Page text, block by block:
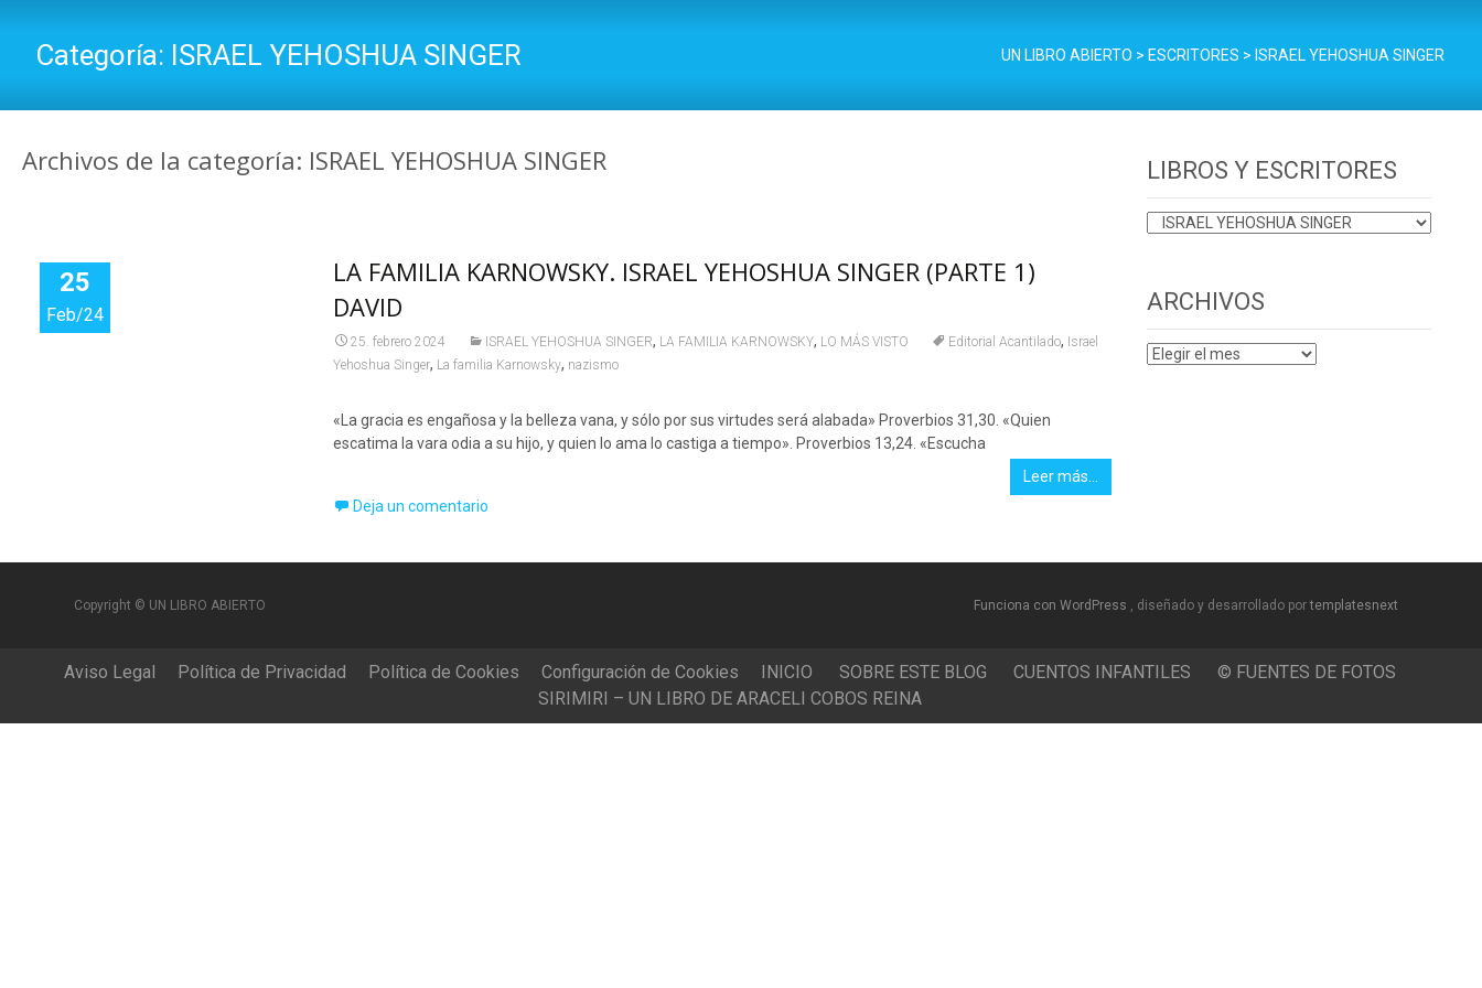
Categoría: ISRAEL YEHOSHUA SINGER UN LIBRO ABIERTO > ESCRITORES > ISRAEL YEHOSHUA SINGER
Archivos de la categoría: ISRAEL YEHOSHUA SINGER
25
Feb/24
LA FAMILIA KARNOWSKY. ISRAEL YEHOSHUA SINGER (PARTE 1)
DAVID
25. febrero 2024 ISRAEL YEHOSHUA SINGER, LA FAMILIA KARNOWSKY, LO MÁS VISTO Editorial Acantilado, Israel
Yehoshua Singer, La familia Karnowsky, nazismo
«La gracia es engañosa y la belleza vana, y sólo por sus virtudes será alabada» Proverbios 31,30. «Quien
escatima la vara odia a su hijo, y quien lo ama lo castiga a tiempo». Proverbios 13,24. «Escucha
Leer más…
Deja un comentario
LIBROS Y ESCRITORES
LIBROS
ARCHIVOS
ARCHIVOS
Copyright © UN LIBRO ABIERTO Funciona con WordPress , diseñado y desarrollado portemplatesnext
Aviso Legal Política de Privacidad Política de Cookies Configuración de Cookies INICIO SOBRE ESTE BLOG CUENTOS INFANTILES
© FUENTES DE FOTOS
SIRIMIRI – UN LIBRO DE ARACELI COBOS REINA